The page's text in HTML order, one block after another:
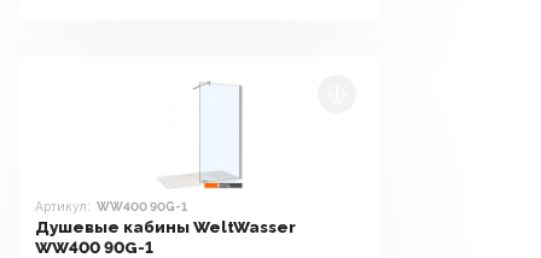
Артикул: WW400 90G-1
Душевые кабины WeltWasser
WW400 90G-1